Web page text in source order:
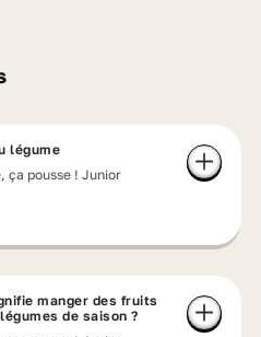
légume
ça pousse ! Junior
manger des fruits
de saison ?